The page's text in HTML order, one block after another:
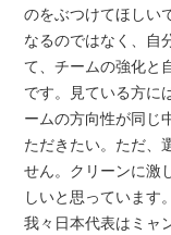
のをぶつけてほしい
なるのではなく、自
て、チームの強化と
です。見ている方に
ームの方向性が同じ
ただきたい。ただ、
せん。クリーンに激
しいと思っています。
我々日本代表はミャ